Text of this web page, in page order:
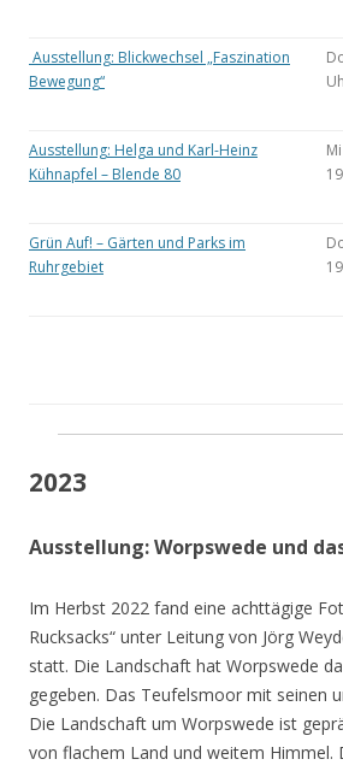
Ausstellung: Blickwechsel „Faszination
Bewegung“
Ausstellung: Helga und Karl-Heinz
Kühnapfel – Blende 80
Grün Auf! – Gärten und Parks im
Ruhrgebiet
2023
Ausstellung: Worpswede und
Im Herbst 2022 fand eine achttägige
Rucksacks“ unter Leitung von Jörg
statt. Die Landschaft hat Worpswede
gegeben. Das Teufelsmoor mit seinen
Die Landschaft um Worpswede ist
von flachem Land und weitem Himmel.